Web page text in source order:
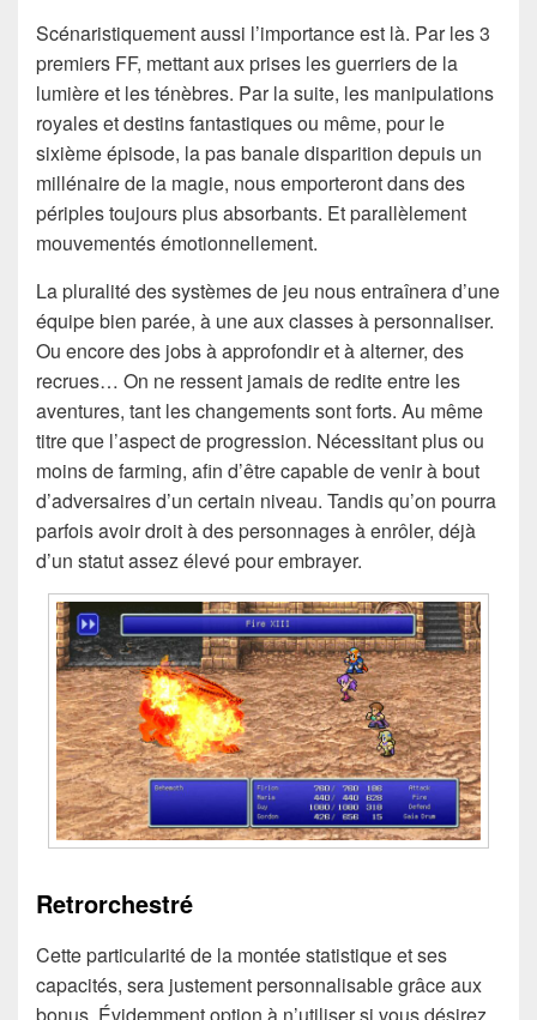
Scénaristiquement aussi l’importance est là. Par les 3
premiers FF, mettant aux prises les guerriers de la
lumière et les ténèbres. Par la suite, les manipulations
royales et destins fantastiques ou même, pour le
sixième épisode, la pas banale disparition depuis un
millénaire de la magie, nous emporteront dans des
périples toujours plus absorbants. Et parallèlement
mouvementés émotionnellement.
La pluralité des systèmes de jeu nous entraînera d’une
équipe bien parée, à une aux classes à personnaliser.
Ou encore des jobs à approfondir et à alterner, des
recrues… On ne ressent jamais de redite entre les
aventures, tant les changements sont forts. Au même
titre que l’aspect de progression. Nécessitant plus ou
moins de farming, afin d’être capable de venir à bout
d’adversaires d’un certain niveau. Tandis qu’on pourra
parfois avoir droit à des personnages à enrôler, déjà
d’un statut assez élevé pour embrayer.
Retrorchestré
Cette particularité de la montée statistique et ses
capacités, sera justement personnalisable grâce aux
bonus. Évidemment option à n’utiliser si vous désirez